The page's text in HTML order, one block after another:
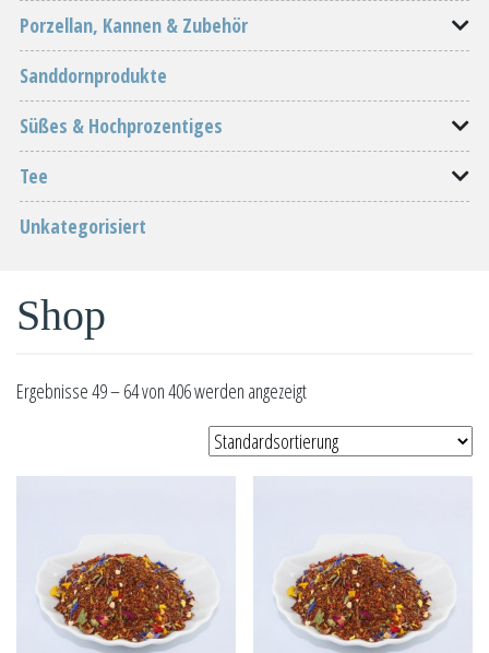
Porzellan, Kannen & Zubehör
Sanddornprodukte
Süßes & Hochprozentiges
Tee
Unkategorisiert
Shop
Ergebnisse 49 – 64 von 406 werden angezeigt